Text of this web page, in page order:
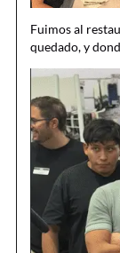
Fuimos al
quedado, y